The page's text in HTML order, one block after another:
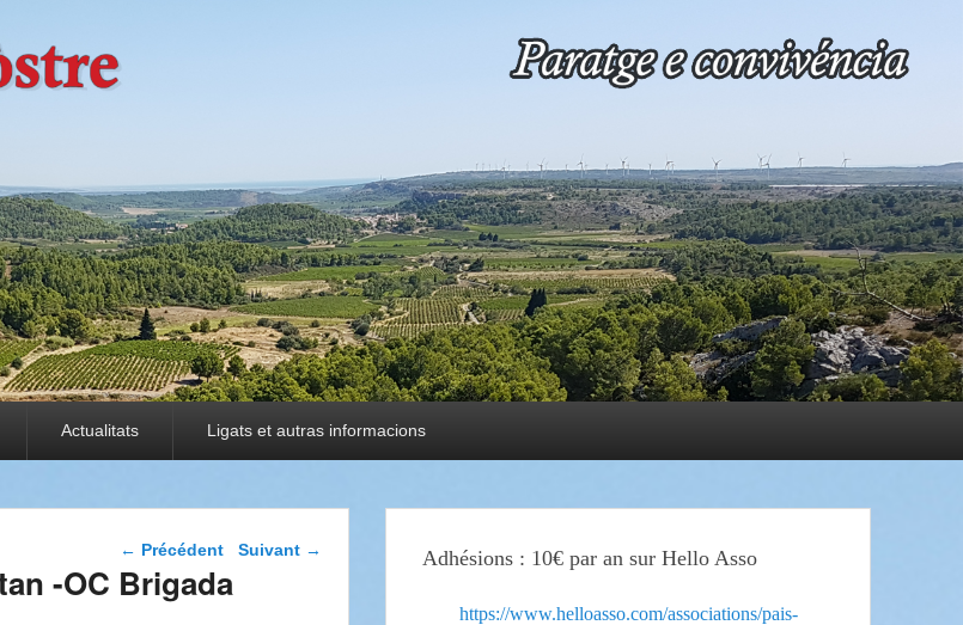
Actualitats Ligats et autras informacions
Navigation dans les
← Précédent Suivant →
-OC Brigada
Adhésions : 10€ par an sur Hello Asso
https://www.helloasso.com/associations/pais-